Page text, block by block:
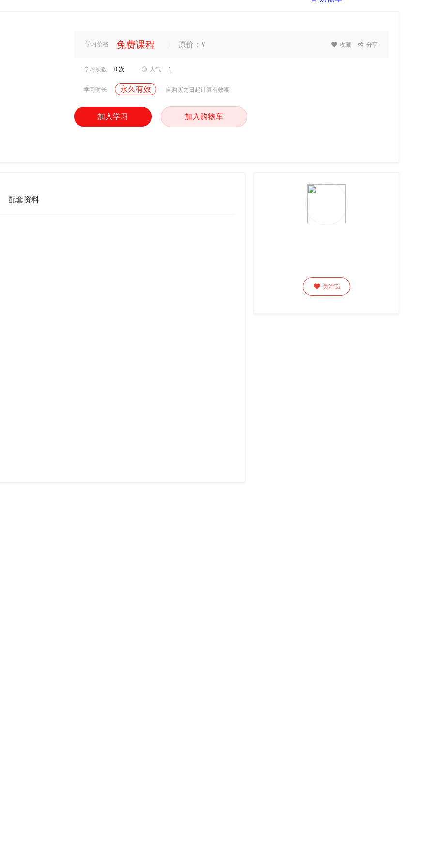
学习价格 免费课程 原价：¥  收藏  分享
学习次数 0 次  人气 1
学习时长 永久有效 自购买之日起计算有效期
加入学习 加入购物车
配套资料
 关注Ta